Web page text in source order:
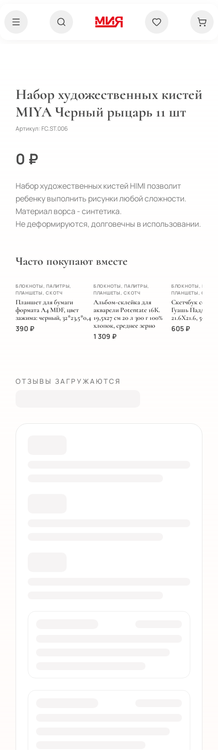
Набор художественных кистей
MIYA Черный рыцарь 11 шт
Артикул: FC.ST.006
0 ₽
Набор художественных кистей HIMI позволит
ребенку выполнить рисунки любой сложности.
Материал ворса - синтетика.
Не деформируются, долговечны в использовании.
Часто покупают вместе
ХИТ
НОВИНКА
БЛОКНОТЫ, ПАЛИТРЫ,
ПЛАНШЕТЫ, СКОТЧ
Планшет для бумаги
формата А4 MDF, цвет
зажима: черный, 32*23,5*0,4
390 ₽
БЛОКНОТЫ, ПАЛИТРЫ,
ПЛАНШЕТЫ, СКОТЧ
Альбом-склейка для
акварели Potentate 16К.
19,5х27 см 20 л 300 г 100%
хлопок, среднее зерно
1 309 ₽
БЛОКНОТЫ,
ПЛАНШЕТЫ, СКОТЧ
Скетчбук серии
Гуашь Пад/
21.6Х21.6, 50
605 ₽
ОТЗЫВЫ ЗАГРУЖАЮТСЯ